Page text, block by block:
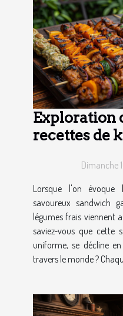
Exploration
recettes de
Dimanche
Lorsque l'on
savoureux sandwich
légumes frais viennent
saviez-vous que cette
uniforme, se décline
travers le monde ?